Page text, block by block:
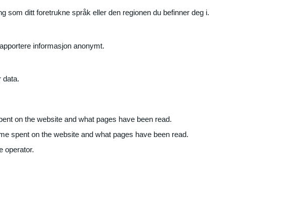
som ditt foretrukne språk eller den regionen du befinner deg i.
informasjon anonymt.
data.
on the website and what pages have been read.
spent on the website and what pages have been read.
operator.